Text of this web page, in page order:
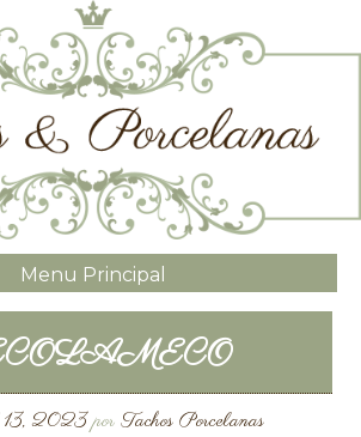
Menu Principal
2023por Tachos Porcelanas